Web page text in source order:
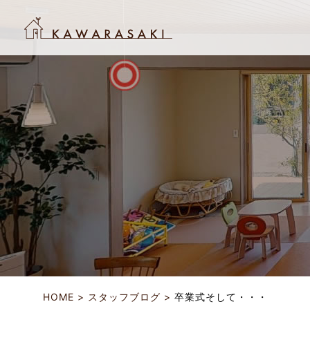
HOME スタッフブログ 卒業式そして・・・